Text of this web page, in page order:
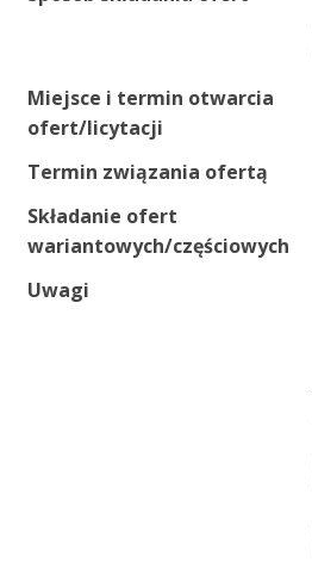
Miejsce i termin otwarcia
ofert/licytacji
Termin związania ofertą
Składanie ofert
wariantowych/częściowych
Uwagi